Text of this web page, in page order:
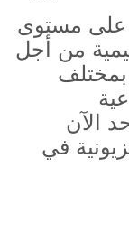
على مستوى
من أجل
بمختلف
الآن
في